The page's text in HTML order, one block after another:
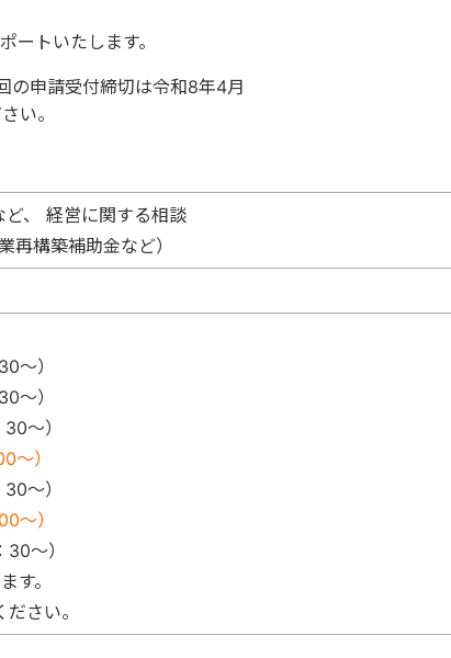
ートいたします。
の申請受付締切は令和8年4月
い。
、 経営に関する相談
再構築補助金など）
～）
～）
～）
～）
～）
～）
～）
す。
さい。